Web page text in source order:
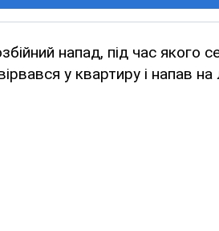
напад, під час якого
у квартиру і напав